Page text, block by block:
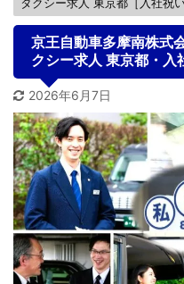
京王自動車多摩南株式
クシー求人 東京都・入
2026年6月7日